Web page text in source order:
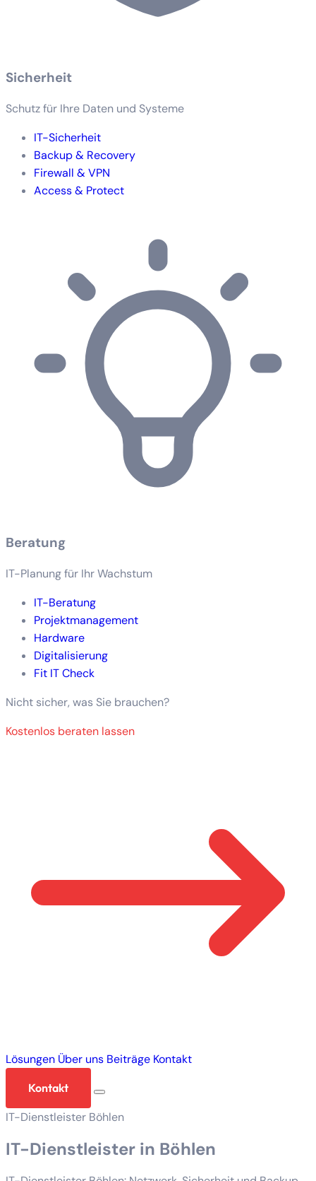
Sicherheit
Schutz für Ihre Daten und Systeme
IT-Sicherheit
Backup & Recovery
Firewall & VPN
Access & Protect
Beratung
IT-Planung für Ihr Wachstum
IT-Beratung
Projektmanagement
Hardware
Digitalisierung
Fit IT Check
Nicht sicher, was Sie brauchen?
Kostenlos beraten lassen
Lösungen Über uns Beiträge Kontakt
Kontakt
IT-Dienstleister Böhlen
IT-Dienstleister in Böhlen